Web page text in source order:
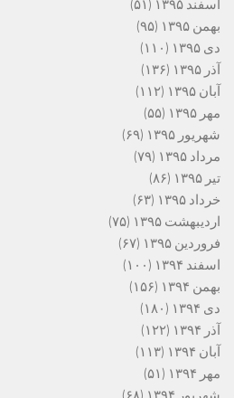
اسفند ۱۳۹۵
(۵۱)
بهمن ۱۳۹۵
(۹۵)
دی ۱۳۹۵
(۱۱۰)
آذر ۱۳۹۵
(۱۳۶)
آبان ۱۳۹۵
(۱۱۲)
مهر ۱۳۹۵
(۵۵)
شهریور ۱۳۹۵
(۶۹)
مرداد ۱۳۹۵
(۷۹)
تیر ۱۳۹۵
(۸۶)
خرداد ۱۳۹۵
(۶۳)
اردیبهشت ۱۳۹۵
(۷۵)
فروردین ۱۳۹۵
(۶۷)
اسفند ۱۳۹۴
(۱۰۰)
بهمن ۱۳۹۴
(۱۵۶)
دی ۱۳۹۴
(۱۸۰)
آذر ۱۳۹۴
(۱۲۲)
آبان ۱۳۹۴
(۱۱۳)
مهر ۱۳۹۴
(۵۱)